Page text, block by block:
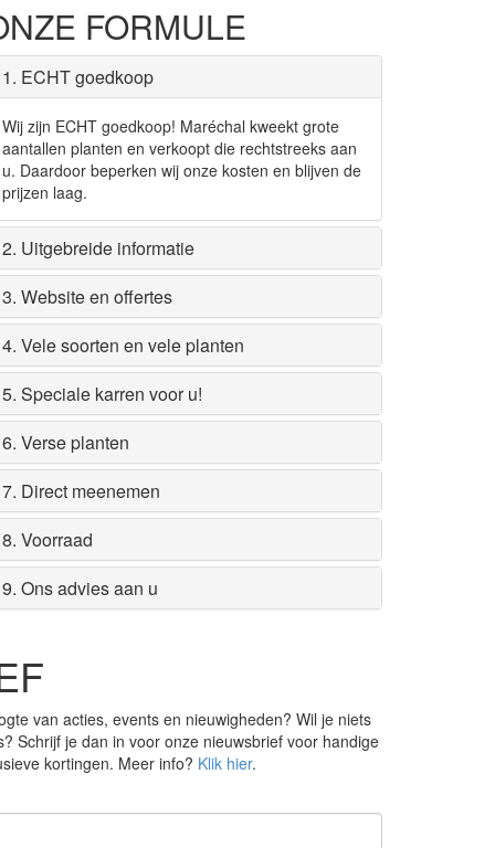
FORMULE
1. ECHT goedkoop
Wij zijn ECHT goedkoop! Maréchal kweekt grote
aantallen planten en verkoopt die rechtstreeks aan
u. Daardoor beperken wij onze kosten en blijven de
prijzen laag.
2. Uitgebreide informatie
3. Website en offertes
4. Vele soorten en vele planten
5. Speciale karren voor u!
6. Verse planten
7. Direct meenemen
8. Voorraad
9. Ons advies aan u
van acties, events en nieuwigheden? Wil je niets
Schrijf je dan in voor onze nieuwsbrief voor handige
kortingen. Meer info? Klik hier.